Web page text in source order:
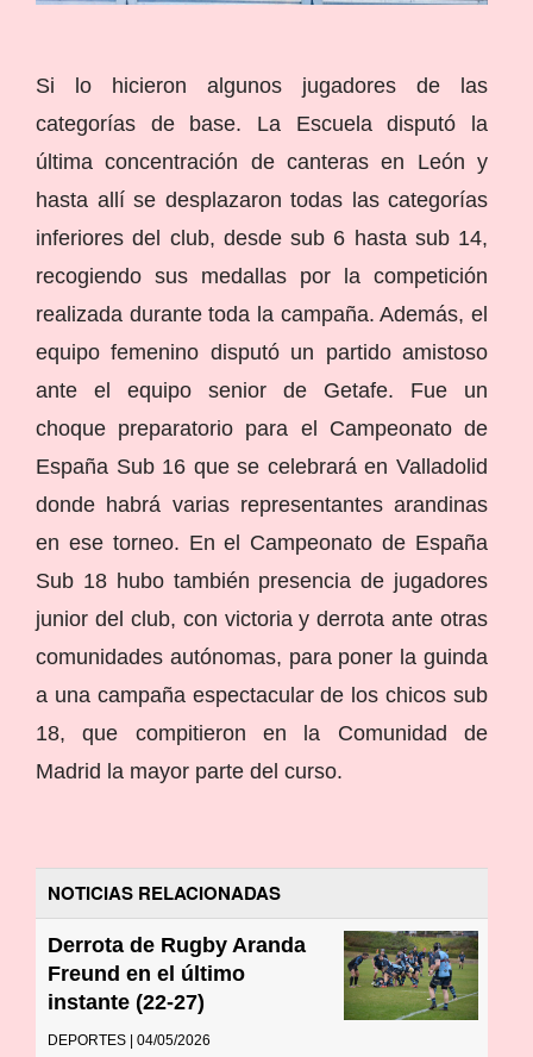
Si lo hicieron algunos jugadores de las
categorías de base. La Escuela disputó la
última concentración de canteras en León y
hasta allí se desplazaron todas las categorías
inferiores del club, desde sub 6 hasta sub 14,
recogiendo sus medallas por la competición
realizada durante toda la campaña. Además, el
equipo femenino disputó un partido amistoso
ante el equipo senior de Getafe. Fue un
choque preparatorio para el Campeonato de
España Sub 16 que se celebrará en Valladolid
donde habrá varias representantes arandinas
en ese torneo. En el Campeonato de España
Sub 18 hubo también presencia de jugadores
junior del club, con victoria y derrota ante otras
comunidades autónomas, para poner la guinda
a una campaña espectacular de los chicos sub
18, que compitieron en la Comunidad de
Madrid la mayor parte del curso.
NOTICIAS RELACIONADAS
Derrota de Rugby Aranda
Freund en el último
instante (22-27)
DEPORTES | 04/05/2026